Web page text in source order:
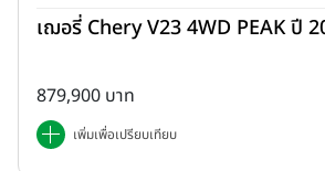
เฌอรี่ Chery V23 4WD PEAK ปี
879,900 บาท
เพิ่มเพื่อเปรียบเทียบ